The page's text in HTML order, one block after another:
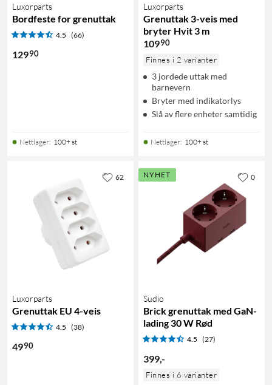
Luxorparts
Bordfeste for grenuttak
4.5 (66)
12990
Nettlager: 100+ st
Luxorparts
Grenuttak 3-veis med
bryter Hvit 3 m
10990
Finnes i 2 varianter
3 jordede uttak med
barnevern
Bryter med indikatorlys
Slå av flere enheter samtidig
Nettlager: 100+ st
Luxorparts
Grenuttak EU 4-veis
4.5 (38)
4990
62 NYHET
Sudio
Brick grenuttak med GaN-
lading 30 W Rød
4.5 (27)
399,-
Finnes i 6 varianter
0